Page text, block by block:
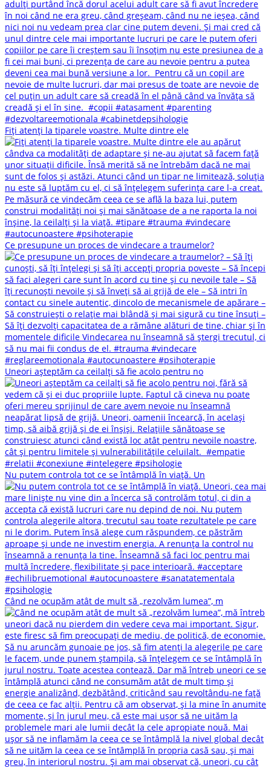
Fiți atenți la tiparele voastre. Multe dintre ele
Ce presupune un proces de vindecare a traumelor?
Uneori așteptăm ca ceilalți să fie acolo pentru no
Nu putem controla tot ce se întâmplă în viață. Un
Când ne ocupăm atât de mult să „rezolvăm lumea”, m